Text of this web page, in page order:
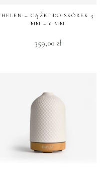
HELEN – CĄŻKI DO SKÓREK 5
MM – 6 MM
359,00 zł